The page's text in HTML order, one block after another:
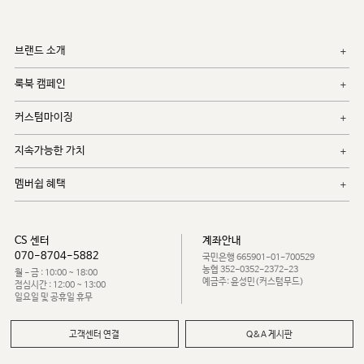
브랜드 소개
룩북 캠페인
커스텀마이징
지속가능한 가치
멤버쉽 혜택
CS 센터
070-8704-5882
월 - 금 : 10:00 ~ 18:00
점심시간 : 12:00 ~ 13:00
일요일 및 공휴일 휴무
계좌안내
국민은행 665901-01-700529
농협 352-0352-2372-23
예금주: 윤성민(커스텀무드)
고객센터 연결 Q&A 게시판